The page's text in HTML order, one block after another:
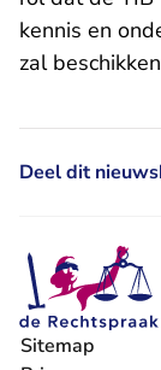
kennis en
zal
Deel dit
Sitemap